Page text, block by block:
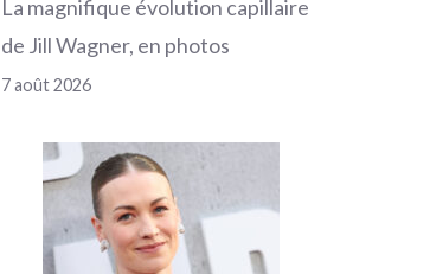
La magnifique évolution capillaire
de Jill Wagner, en photos
7 août 2026